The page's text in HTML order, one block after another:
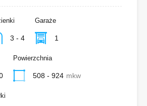
3 - 4
Garaże
1
Powierzchnia
508 - 924 mkw